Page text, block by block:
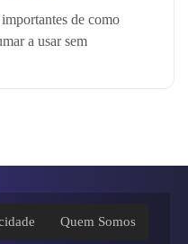
de como
a usar sem
Quem Somos